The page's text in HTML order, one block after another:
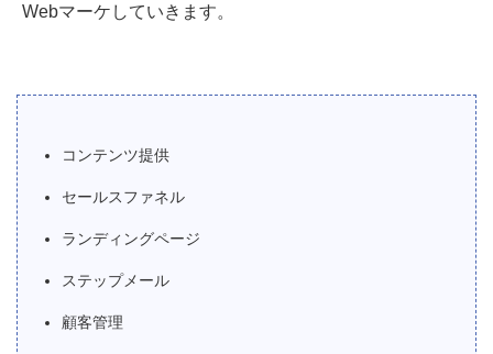
Webマーケしていきます。
コンテンツ提供
セールスファネル
ランディングページ
ステップメール
顧客管理